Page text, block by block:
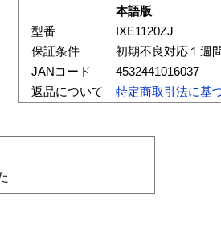
本語版
型番
IXE1120ZJ
保証条件
初期不良対応１週
JANコード
4532441016037
返品について
特定商取引法に基